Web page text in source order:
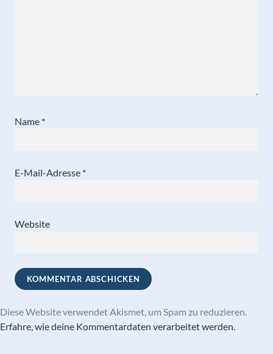
Name *
E-Mail-Adresse *
Website
Diese Website verwendet Akismet, um Spam zu reduzieren.
Erfahre, wie deine Kommentardaten verarbeitet werden.